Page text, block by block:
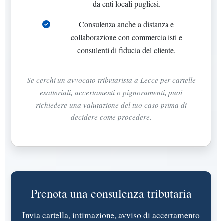
da enti locali pugliesi.
Consulenza anche a distanza e
collaborazione con commercialisti e
consulenti di fiducia del cliente.
Se cerchi un avvocato tributarista a Lecce per cartelle
esattoriali, accertamenti o pignoramenti, puoi
richiedere una valutazione del tuo caso prima di
decidere come procedere.
Prenota una consulenza tributaria
Invia cartella, intimazione, avviso di accertamento